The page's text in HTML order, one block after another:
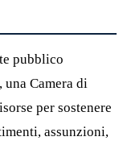
pubblico
una Camera di
per sostenere
assunzioni,